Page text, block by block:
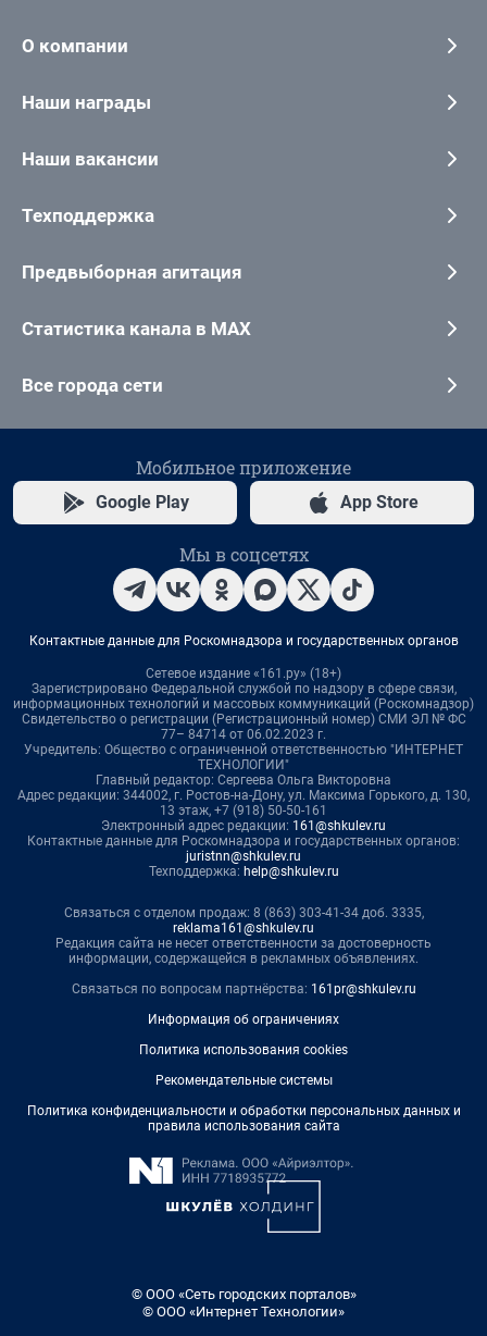
О компании
Наши награды
Наши вакансии
Техподдержка
Предвыборная агитация
Статистика канала в MAX
Все города сети
Мобильное приложение
Google Play App Store
Мы в соцсетях
Контактные данные для Роскомнадзора и государственных органов
Сетевое издание «161.ру» (18+)
Зарегистрировано Федеральной службой по надзору в сфере связи,
информационных технологий и массовых коммуникаций (Роскомнадзор)
Свидетельство о регистрации (Регистрационный номер) СМИ ЭЛ № ФС
77– 84714 от 06.02.2023 г.
Учредитель: Общество с ограниченной ответственностью "ИНТЕРНЕТ
ТЕХНОЛОГИИ"
Главный редактор: Сергеева Ольга Викторовна
Адрес редакции: 344002, г. Ростов-на-Дону, ул. Максима Горького, д. 130,
13 этаж, +7 (918) 50-50-161
Электронный адрес редакции: 161@shkulev.ru
Контактные данные для Роскомнадзора и государственных органов:
juristnn@shkulev.ru
Техподдержка: help@shkulev.ru
Связаться с отделом продаж: 8 (863) 303-41-34 доб. 3335,
reklama161@shkulev.ru
Редакция сайта не несет ответственности за достоверность
информации, содержащейся в рекламных объявлениях.
Связаться по вопросам партнёрства: 161pr@shkulev.ru
Информация об ограничениях
Политика использования cookies
Рекомендательные системы
Политика конфиденциальности и обработки персональных данных и
правила использования сайта
© ООО «Сеть городских порталов»
© ООО «Интернет Технологии»